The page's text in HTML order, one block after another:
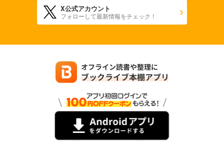
X公式アカウント
フォローして最新情報をチェック！